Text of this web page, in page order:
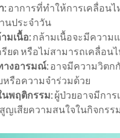
: อาการที่ทำให้การเคลื่อนไ
นประจำวัน
มเนื้อ: กล้ามเนื้อจะมีความ
รียด หรือไม่สามารถเคลื่อน
างอารมณ์: อาจมีความวิตก
รือความจำร่วมด้วย
นพฤติกรรม: ผู้ป่วยอาจมีกา
ญเสียความสนใจในกิจกรร